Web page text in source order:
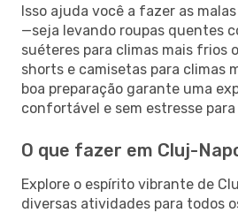
Isso ajuda você a fazer as
—seja levando roupas quentes
suéteres para climas mais frios
shorts e camisetas para climas
boa preparação garante uma
confortável e sem estresse
O que fazer em Cluj-
Explore o espírito vibrante de
diversas atividades para todos